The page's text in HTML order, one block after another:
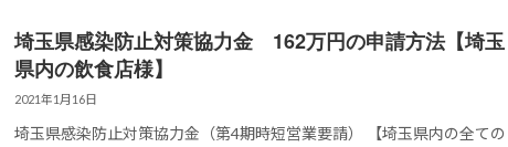
埼玉県感染防止対策協力金 162万円の申請方法【埼玉
県内の飲食店様】
2021年1月16日
埼玉県感染防止対策協力金（第4期時短営業要請） 【埼玉県内の全ての